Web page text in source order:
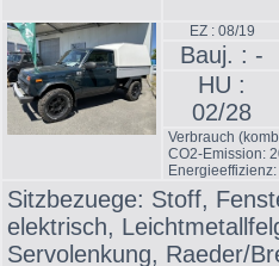
EZ : 08/19
Bauj. : -
HU :
02/28
Verbrauch
CO2-Emission:
Energieeffizienz:
Sitzbezuege: Stoff,
elektrisch,
Servolenkung, Raeder/